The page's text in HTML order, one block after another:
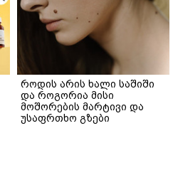
როდის არის ხალი საშიში
და როგორია მისი
მოშორების მარტივი და
უსაფრთხო გზები